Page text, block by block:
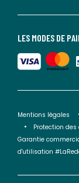
LES MODES DE
Mentions légales
Protection
Garantie
d'utilisation